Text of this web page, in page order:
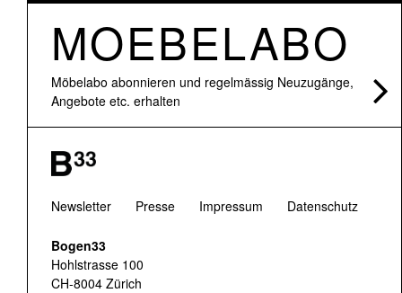
MOEBELABO
Möbelabo abonnieren und regelmässig Neuzugänge,
Angebote etc. erhalten
Newsletter Presse Impressum Datenschutz
Bogen33
Hohlstrasse 100
CH-8004 Zürich